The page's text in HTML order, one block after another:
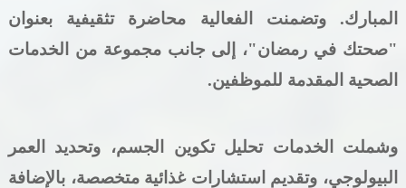
خدمات الشركات
خدمات الجهات الحكومية
المكتبة الإلكترونية
المبارك. وتضمنت الفعالية محاضرة تثقيفية بعنوان
"صحتك في رمضان"، إلى جانب مجموعة من الخدمات
الصحية المقدمة للموظفين.
وشملت الخدمات تحليل تكوين الجسم، وتحديد العمر
البيولوجي، وتقديم استشارات غذائية متخصصة، بالإضافة